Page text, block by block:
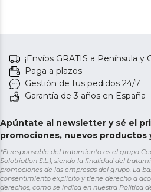
¡Envíos GRATIS a Península y
Paga a plazos
Gestión de tus pedidos 24/7
Garantía de 3 años en España
Apúntate al newsletter y sé el
promociones, nuevos productos
*El responsable del tratamiento es el grupo
Solotriatlon S.L.), siendo la finalidad del
promociones de las empresas del grupo. La
consentimiento explícito y tiene derecho a
derechos, como se indica en nuestra Política